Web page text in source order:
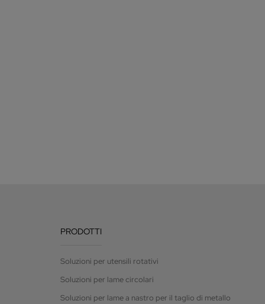
PRODOTTI
Soluzioni per utensili rotativi
Soluzioni per lame circolari
Soluzioni per lame a nastro per il taglio di metallo